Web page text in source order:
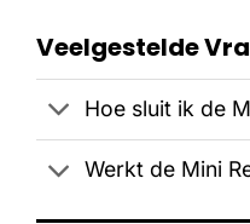
Veelgestelde
Hoe sluit ik de
Werkt de Mini